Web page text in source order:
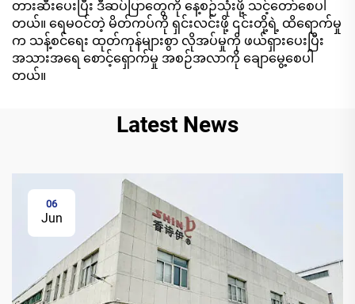
တားဆီးပေးပြီး ဒီဆပ်ပြာတွေကို နေ့စဉ်သုံးဖို့ သင့်တော်စေပါ
တယ်။ ရေမဝင်တဲ့ မိတ်ကပ်ကို ရှင်းလင်းဖို့ ၎င်းတို့ရဲ့ ထိရောက်မှု
က သန့်စင်ရေး ထုတ်ကုန်များစွာ လိုအပ်မှုကို ဖယ်ရှားပေးပြီး
အသားအရေ စောင့်ရှောက်မှု အစဉ်အလာကို ချောမွေ့စေပါ
တယ်။
Latest News
06
Jun